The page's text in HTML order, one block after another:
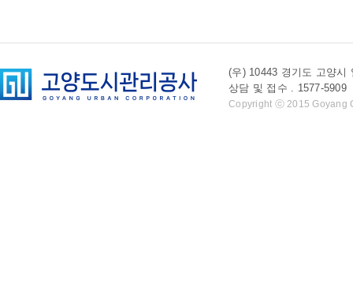
(우) 10443 경기도 고양시
상담 및 접수 . 1577-
Copyright ⓒ 2015 Goyang